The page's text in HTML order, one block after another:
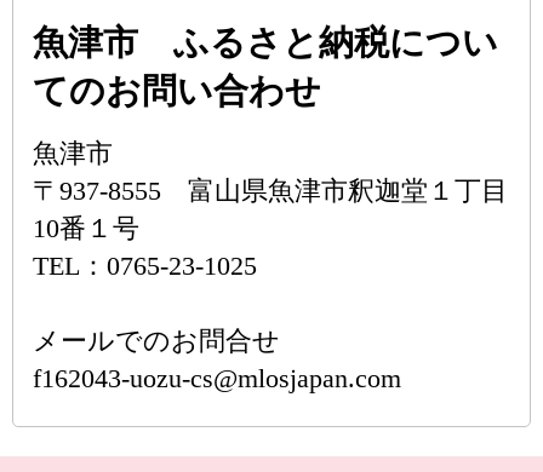
魚津市 ふるさと納税につい
てのお問い合わせ
魚津市
〒937-8555 富山県魚津市釈迦堂１丁目
10番１号
TEL：0765-23-1025
メールでのお問合せ
f162043-uozu-cs@mlosjapan.com